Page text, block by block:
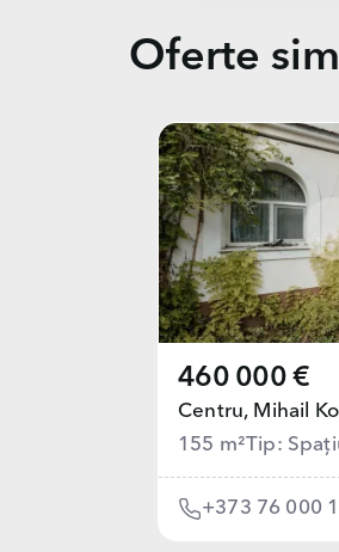
Oferte
460 000 €
Centru, Mihail
155 m²Tip:
+373 76 000